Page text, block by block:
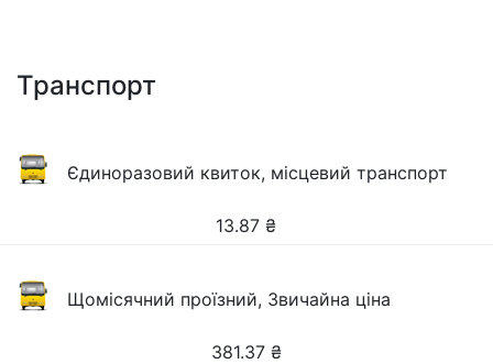
Транспорт
Єдиноразовий квиток, місцевий транспорт
13.87 ₴
Щомісячний проїзний, Звичайна ціна
381.37 ₴